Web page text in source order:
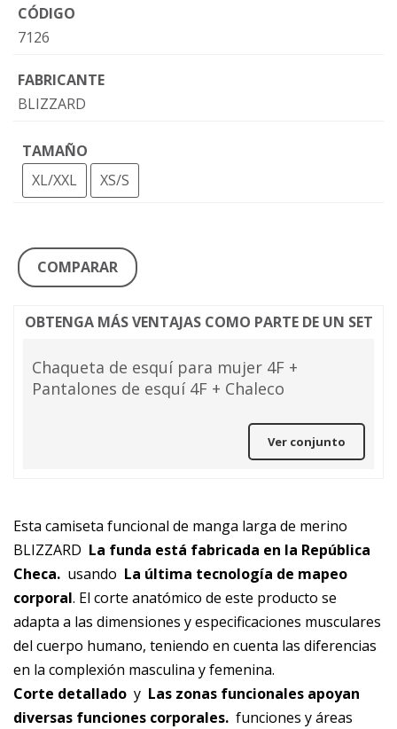
CÓDIGO
7126
FABRICANTE
BLIZZARD
TAMAÑO
XL/XXL
XS/S
COMPARAR
OBTENGA MÁS VENTAJAS COMO PARTE DE UN SET
Chaqueta de esquí para mujer 4F +
Pantalones de esquí 4F + Chaleco
Ver conjunto
Esta camiseta funcional de manga larga de merino
BLIZZARD La funda está fabricada en la República
Checa. usando La última tecnología de mapeo
corporal. El corte anatómico de este producto se
adapta a las dimensiones y especificaciones musculares
del cuerpo humano, teniendo en cuenta las diferencias
en la complexión masculina y femenina.
Corte detallado y Las zonas funcionales apoyan
diversas funciones corporales. funciones y áreas